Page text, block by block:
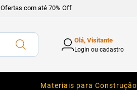
Ofertas com até 70% Off
Olá, Visitante
Login ou cadastro
Materiais para Construção